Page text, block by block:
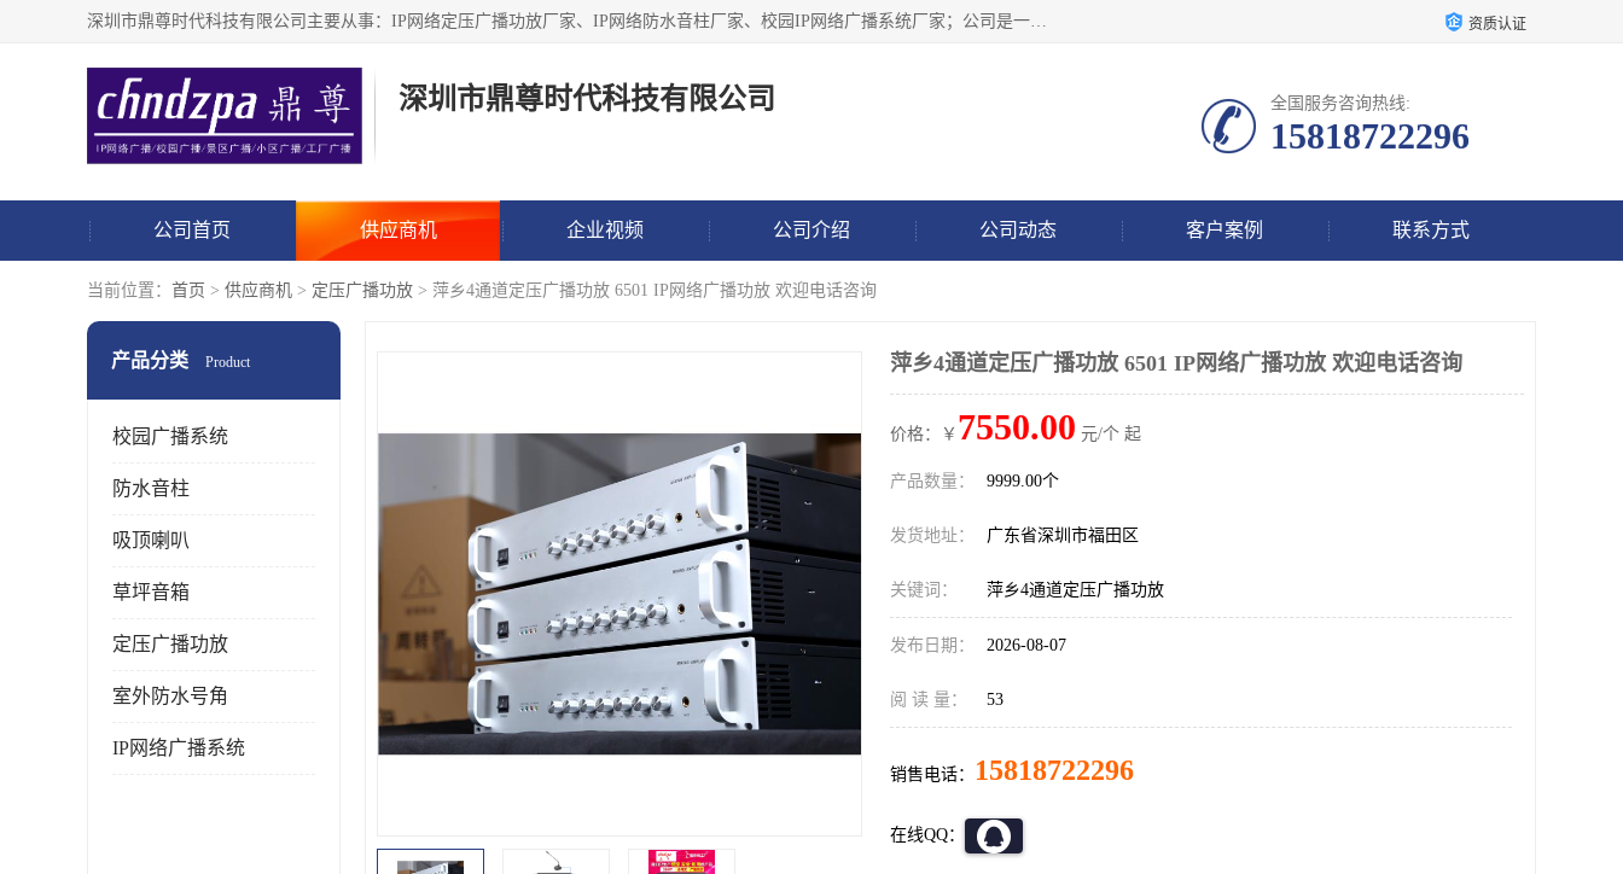
深圳市鼎尊时代科技有限公司主要从事：IP网络定压广播功放厂家、IP网络防水音柱厂家、校园IP网络广播系统厂家；公司是一家集研发、生产、销售公共广播器材于一体的现代电子科技企业。公司成立多年来，本着“自主研发技术、开拓稳定的产品”的宗旨，集多年的行业经验，引航广播行业的迅猛发展，使产品能够适应时代技术发展的需要。 资质认证
深圳市鼎尊时代科技有限公司 全国服务咨询热线:
15818722296
公司首页 供应商机 企业视频 公司介绍 公司动态 客户案例 联系方式
当前位置： 首页 > 供应商机 > 定压广播功放 > 萍乡4通道定压广播功放 6501 IP网络广播功放 欢迎电话咨询
产品分类 Product
校园广播系统
防水音柱
吸顶喇叭
草坪音箱
定压广播功放
室外防水号角
IP网络广播系统
萍乡4通道定压广播功放 6501 IP网络广播功放 欢迎电话咨询
价格：￥ 7550.00 元/个 起
产品数量： 9999.00个
发货地址： 广东省深圳市福田区
关键词： 萍乡4通道定压广播功放
发布日期： 2026-08-07
阅 读 量： 53
销售电话： 15818722296
在线QQ：